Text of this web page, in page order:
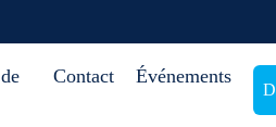
Contact Événements